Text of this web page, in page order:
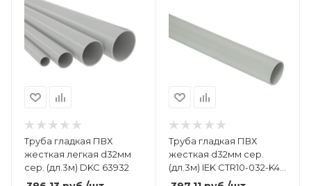
Труба гладкая ПВХ
жесткая легкая d32мм
сер. (дл.3м) DKC 63932
Труба гладкая ПВХ
жесткая d32мм сер.
(дл.3м) IEK CTR10-032-K41-
030I